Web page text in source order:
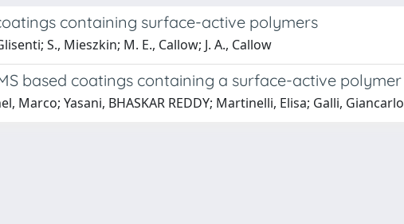
containing surface-active polymers
S., Mieszkin; M. E., Callow; J. A., Callow
based coatings containing a surface-active polymer
Yasani, BHASKAR REDDY; Martinelli, Elisa; Galli, Giancarlo